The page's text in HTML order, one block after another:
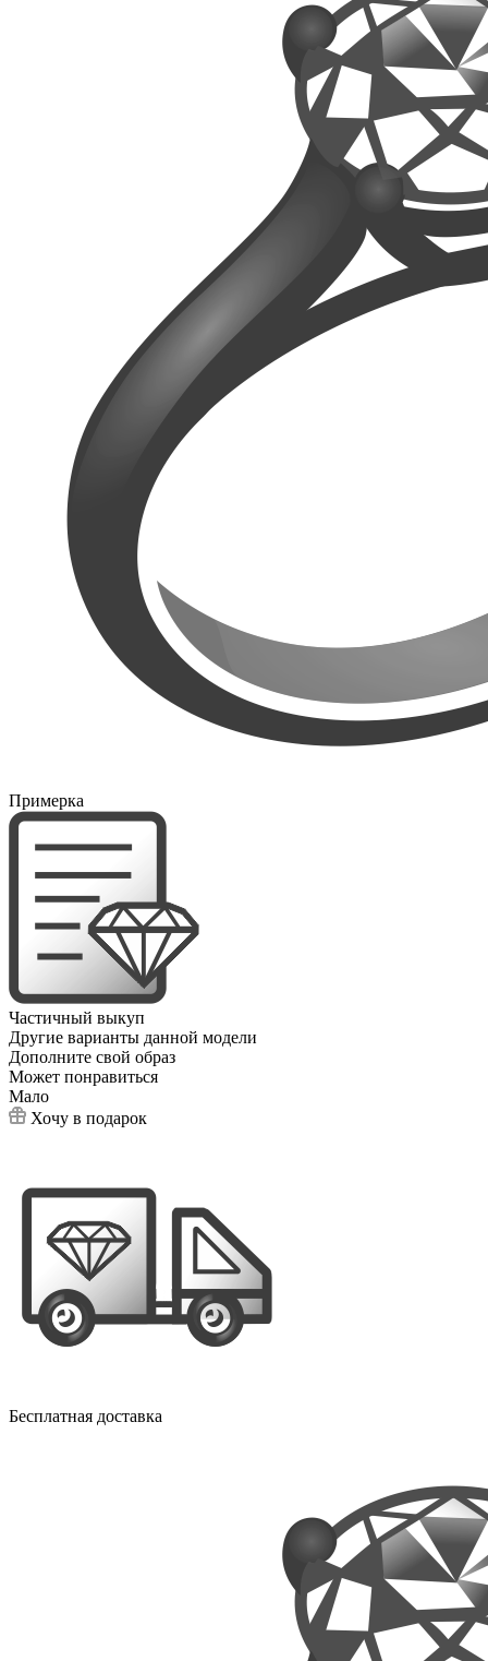
Примерка
Частичный выкуп
Другие варианты данной модели
Дополните свой образ
Может понравиться
Мало
Хочу в подарок
Бесплатная доставка